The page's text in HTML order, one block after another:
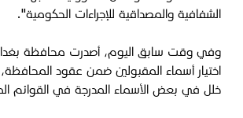
الشفافية والمصداقية للإجراءات الحكومية".
وفي وقت سابق اليوم، أصدرت محافظة
اختيار أسماء المقبولين ضمن عقود
خلل في بعض الأسماء المدرجة في القوائم